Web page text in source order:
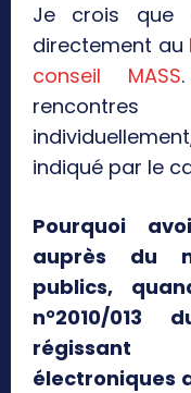
Je crois que
directement au
conseil MASS
indiqué par le
Pourquoi
auprès du
publics,
n°2010/013
régissant
électroniques